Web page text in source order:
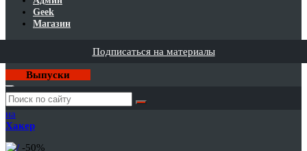
Geek
Магазин
Подписаться на материалы
Выпуски
Годовая
подписка
на
Хакер
-50%